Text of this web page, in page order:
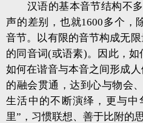
汉语的基本音节结构不多
声的差别，也就1600多个，
音节。以有限的音节构成无
的同音词(或语素)。因此，如
如何在谐音与本音之间形成
的融会贯通，达到心与物会
生活中的不断演绎，更与中
里”，习惯联想、善于比附的